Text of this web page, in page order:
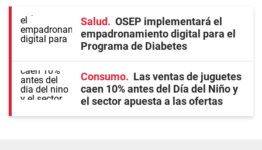
Salud
OSEP implementará el
empadronamiento digital para el
Programa de Diabetes
Consumo
Las ventas de juguetes
caen 10% antes del Día del Niño y
el sector apuesta a las ofertas